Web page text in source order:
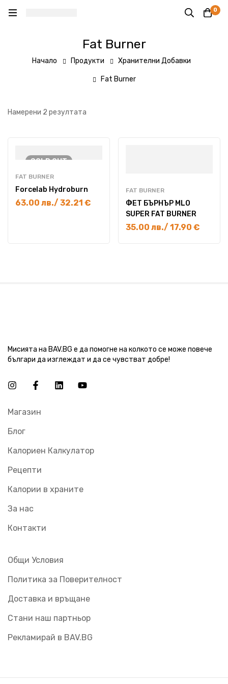
0
Fat Burner
Начало Продукти Хранителни Добавки
Fat Burner
Намерени 2 резултата
SOLDOUT
FAT BURNER
Forcelab Hydroburn
63.00 лв./ 32.21 €
FAT BURNER
ФЕТ БЪРНЪР MLO
SUPER FAT BURNER
35.00 лв./ 17.90 €
Мисията на BAV.BG е да помогне на колкото се може повече
българи да изглеждат и да се чувстват добре!
Магазин
Блог
Калориен Калкулатор
Рецепти
Калории в храните
За нас
Контакти
Общи Условия
Политика за Поверителност
Доставка и връщане
Стани наш партньор
Рекламирай в BAV.BG